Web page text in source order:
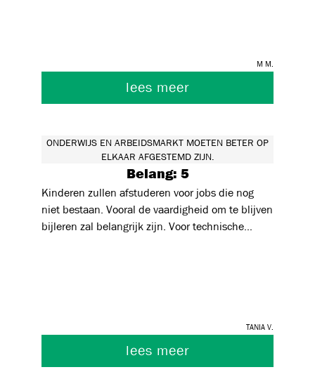
m m.
lees meer
ONDERWIJS EN ARBEIDSMARKT MOETEN BETER OP
ELKAAR AFGESTEMD ZIJN.
Belang: 5
Kinderen zullen afstuderen voor jobs die nog
niet bestaan. Vooral de vaardigheid om te blijven
bijleren zal belangrijk zijn. Voor technische
leiden en daarvoor pedagogisch geschoolde
medewerkers aan te werven die nauw
Tania V.
lees meer